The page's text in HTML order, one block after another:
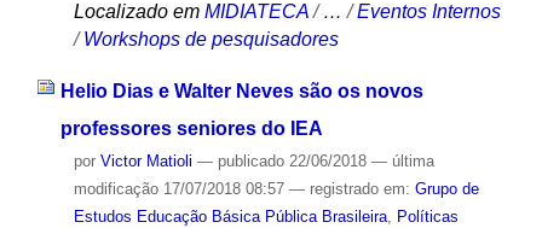
Localizado em MIDIATECA / …/Eventos Internos
/ Workshops de pesquisadores
Helio Dias e Walter Neves são os novos
professores seniores do IEA
por Victor Matioli — publicado22/06/2018 — última
modificação17/07/2018 08:57 — registrado em: Grupo de
Estudos Educação Básica Pública Brasileira, Políticas